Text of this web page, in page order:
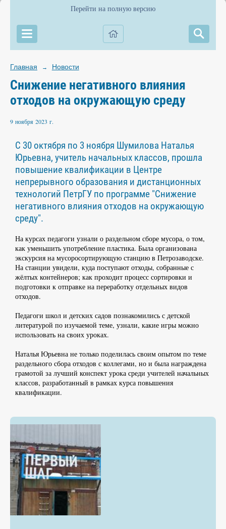
Перейти на полную версию
Главная → Новости
Снижение негативного влияния
отходов на окружающую среду
9 ноября 2023 г.
С 30 октября по 3 ноября Шумилова Наталья
Юрьевна, учитель начальных классов, прошла
повышение квалификации в Центре
непрерывного образования и дистанционных
технологий ПетрГУ по программе "Снижение
негативного влияния отходов на окружающую
среду".
На курсах педагоги узнали о раздельном сборе мусора, о том,
как уменьшить употребление пластика. Была организована
экскурсия на мусоросортирующую станцию в Петрозаводске.
На станции увидели, куда поступают отходы, собранные с
жёлтых контейнеров; как проходит процесс сортировки и
подготовки к отправке на переработку отдельных видов
отходов.
Педагоги школ и детских садов познакомились с детской
литературой по изучаемой теме, узнали, какие игры можно
использовать на своих уроках.
Наталья Юрьевна не только поделилась своим опытом по теме
раздельного сбора отходов с коллегами, но и была награждена
грамотой за лучший конспект урока среди учителей начальных
классов, разработанный в рамках курса повышения
квалификации.